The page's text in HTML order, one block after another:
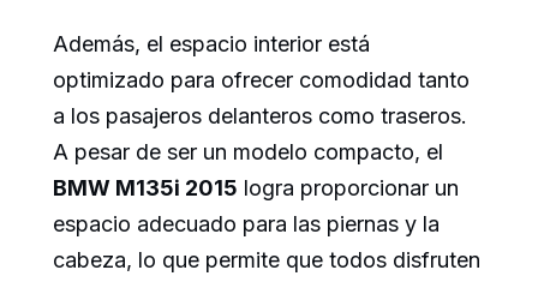
Además, el espacio interior está
optimizado para ofrecer comodidad tanto
a los pasajeros delanteros como traseros.
A pesar de ser un modelo compacto, el
BMW M135i 2015 logra proporcionar un
espacio adecuado para las piernas y la
cabeza, lo que permite que todos disfruten